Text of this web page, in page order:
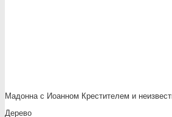
Мадонна с Иоанном Крестителем и
Дерево